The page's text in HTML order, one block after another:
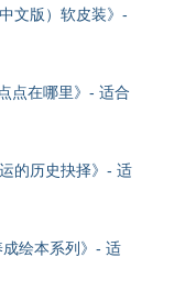
文版）软皮装》-
点在哪里》- 适合
的历史抉择》- 适
绘本系列》- 适